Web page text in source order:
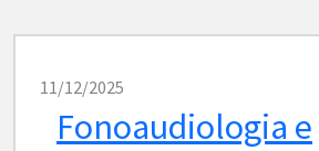
11/12/2025
Fonoaudiologia e